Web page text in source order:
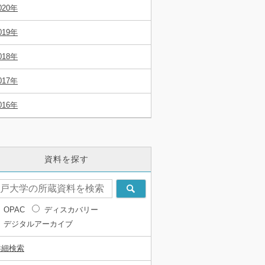
年
年
年
年
年
資料を探す
OPAC
ディスカバリー
デジタルアーカイブ
検索